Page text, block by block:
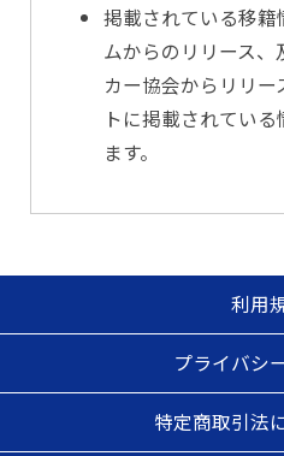
掲載されている移
ムからのリリース、
カー協会からリリ
トに掲載されてい
ます。
利用
プライバシ
特定商取引法